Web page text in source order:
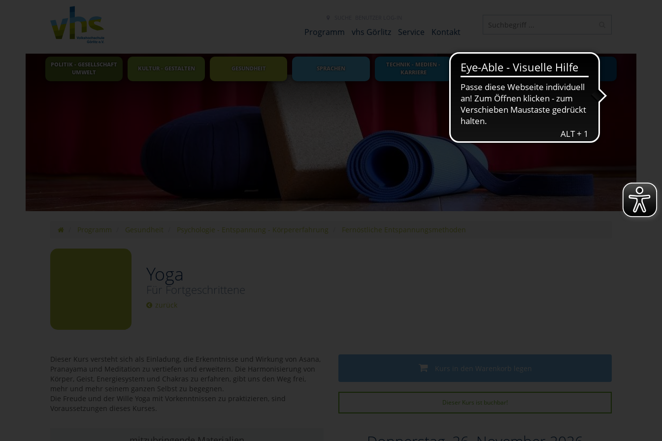
Programm vhs Görlitz Service Kontakt
POLITIK - GESELLSCHAFT
UMWELT
KULTUR - GESTALTEN GESUNDHEIT SPRACHEN
TECHNIK - MEDIEN -
KARRIERE
JUNGE VHS ONLINE-KURSE
Programm Gesundheit Psychologie - Entspannung - Körpererfahrung Fernöstliche Entspannungsmethoden
Yoga
Für Fortgeschrittene
zurück
Kurs in den Warenkorb legen
Dieser Kurs ist buchbar!
Dieser Kurs versteht sich als Einladung, die Erkenntnisse und Wirkung von Asana,
Pranayama und Meditation zu vertiefen und erweitern. Die Harmonisierung von
Körper, Geist, Energiesystem und Chakras zu erfahren, gibt uns den Weg frei,
mehr und mehr seinem ganzen Selbst zu begegnen.
Die Freude und der Wille Yoga mit Vorkenntnissen zu praktizieren, sind
Voraussetzungen dieses Kurses.